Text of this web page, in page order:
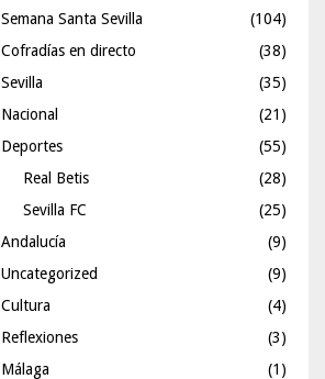
Semana Santa Sevilla
(104)
Cofradías en directo
(38)
Sevilla
(35)
Nacional
(21)
Deportes
(55)
Real Betis
(28)
Sevilla FC
(25)
Andalucía
(9)
Uncategorized
(9)
Cultura
(4)
Reflexiones
(3)
Málaga
(1)